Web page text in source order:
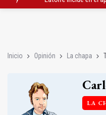
Inicio Opinión La chapa
LA